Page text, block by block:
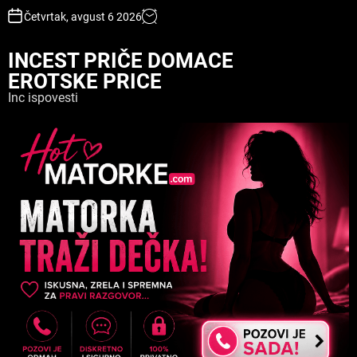
Četvrtak, avgust 6 2026
INCEST PRIČE DOMACE
EROTSKE PRICE
Inc ispovesti